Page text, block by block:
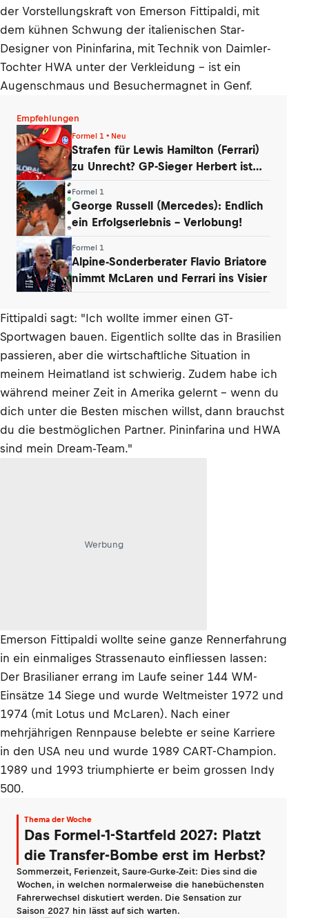
der Vorstellungskraft von Emerson Fittipaldi, mit
dem kühnen Schwung der italienischen Star-
Designer von Pininfarina, mit Technik von Daimler-
Tochter HWA unter der Verkleidung – ist ein
Augenschmaus und Besuchermagnet in Genf.
Empfehlungen
Formel 1 • Neu
Strafen für Lewis Hamilton (Ferrari)
zu Unrecht? GP-Sieger Herbert ist
Formel 1
George Russell (Mercedes): Endlich
ein Erfolgserlebnis – Verlobung!
Formel 1
Alpine-Sonderberater Flavio Briatore
nimmt McLaren und Ferrari ins Visier
Fittipaldi sagt: "Ich wollte immer einen GT-
Sportwagen bauen. Eigentlich sollte das in Brasilien
passieren, aber die wirtschaftliche Situation in
meinem Heimatland ist schwierig. Zudem habe ich
während meiner Zeit in Amerika gelernt – wenn du
dich unter die Besten mischen willst, dann brauchst
du die bestmöglichen Partner. Pininfarina und HWA
sind mein Dream-Team."
Werbung
Emerson Fittipaldi wollte seine ganze Rennerfahrung
in ein einmaliges Strassenauto einfliessen lassen:
Der Brasilianer errang im Laufe seiner 144 WM-
Einsätze 14 Siege und wurde Weltmeister 1972 und
1974 (mit Lotus und McLaren). Nach einer
mehrjährigen Rennpause belebte er seine Karriere
in den USA neu und wurde 1989 CART-Champion.
1989 und 1993 triumphierte er beim grossen Indy
500.
Thema der Woche
Das Formel-1-Startfeld 2027: Platzt
die Transfer-Bombe erst im Herbst?
Sommerzeit, Ferienzeit, Saure-Gurke-Zeit: Dies sind die
Wochen, in welchen normalerweise die hanebüchensten
Fahrerwechsel diskutiert werden. Die Sensation zur
Saison 2027 hin lässt auf sich warten.